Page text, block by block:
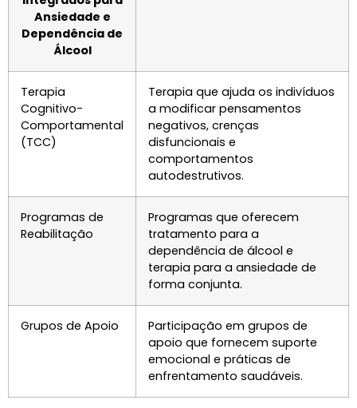
Ansiedade e
Dependência de
Álcool
Terapia
Cognitivo-
Comportamental
(TCC)
Terapia que ajuda os indivíduos
a modificar pensamentos
negativos, crenças
disfuncionais e
comportamentos
autodestrutivos.
Programas de
Reabilitação
Programas que oferecem
tratamento para a
dependência de álcool e
terapia para a ansiedade de
forma conjunta.
Grupos de Apoio
Participação em grupos de
apoio que fornecem suporte
emocional e práticas de
enfrentamento saudáveis.